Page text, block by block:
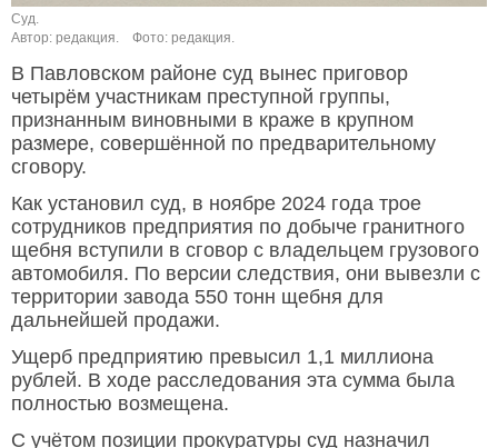
Суд.
Автор: редакция.
Фото: редакция.
В Павловском районе суд вынес приговор
четырём участникам преступной группы,
признанным виновными в краже в крупном
размере, совершённой по предварительному
сговору.
Как установил суд, в ноябре 2024 года трое
сотрудников предприятия по добыче гранитного
щебня вступили в сговор с владельцем грузового
автомобиля. По версии следствия, они вывезли с
территории завода 550 тонн щебня для
дальнейшей продажи.
Ущерб предприятию превысил 1,1 миллиона
рублей. В ходе расследования эта сумма была
полностью возмещена.
С учётом позиции прокуратуры суд назначил